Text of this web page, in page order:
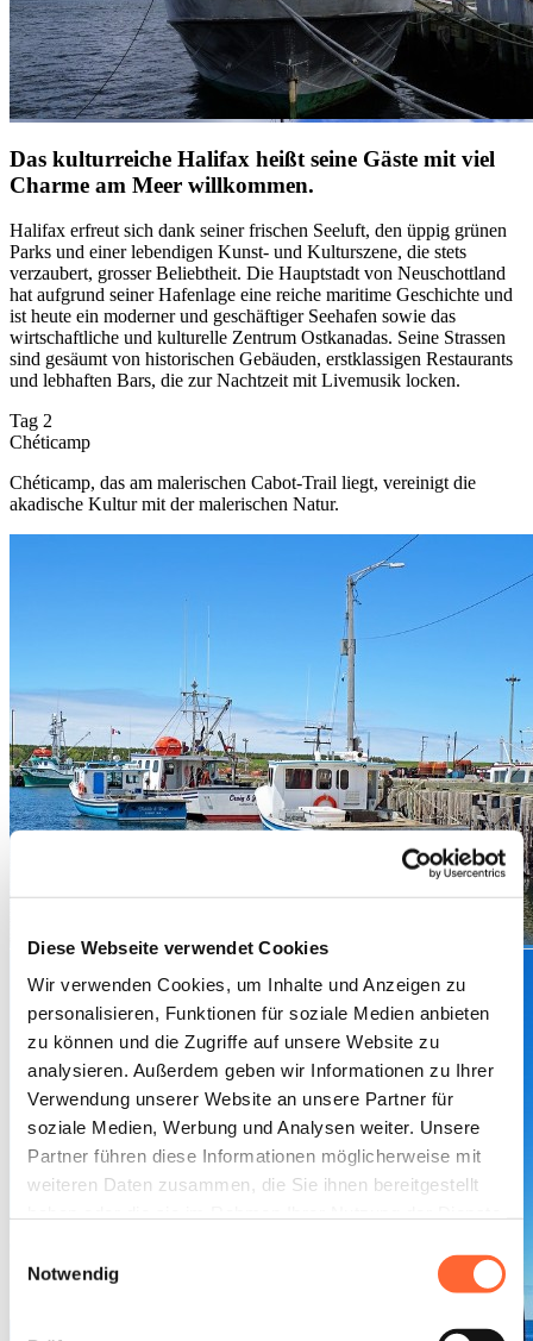
Diese Webseite verwendet Cookies
Wir verwenden Cookies, um Inhalte und Anzeigen zu
personalisieren, Funktionen für soziale Medien anbieten
zu können und die Zugriffe auf unsere Website zu
analysieren. Außerdem geben wir Informationen zu Ihrer
Verwendung unserer Website an unsere Partner für
soziale Medien, Werbung und Analysen weiter. Unsere
Partner führen diese Informationen möglicherweise mit
weiteren Daten zusammen, die Sie ihnen bereitgestellt
Notwendig
Das kulturreiche Halifax heißt seine Gäste mit viel
Charme am Meer willkommen.
Halifax erfreut sich dank seiner frischen Seeluft, den üppig grünen
Parks und einer lebendigen Kunst- und Kulturszene, die stets
verzaubert, grosser Beliebtheit. Die Hauptstadt von Neuschottland
hat aufgrund seiner Hafenlage eine reiche maritime Geschichte und
ist heute ein moderner und geschäftiger Seehafen sowie das
wirtschaftliche und kulturelle Zentrum Ostkanadas. Seine Strassen
sind gesäumt von historischen Gebäuden, erstklassigen Restaurants
und lebhaften Bars, die zur Nachtzeit mit Livemusik locken.
Tag 2
Chéticamp
Chéticamp, das am malerischen Cabot-Trail liegt, vereinigt die
akadische Kultur mit der malerischen Natur.